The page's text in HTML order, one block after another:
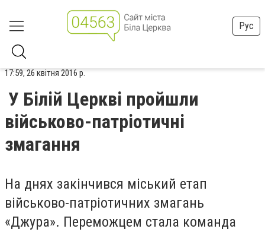
Рус
17:59, 26 квітня 2016 р.
У Білій Церкві пройшли
військово-патріотичні
змагання
На днях закінчився міський етап
військово-патріотичних змагань
«Джура». Переможцем стала команда